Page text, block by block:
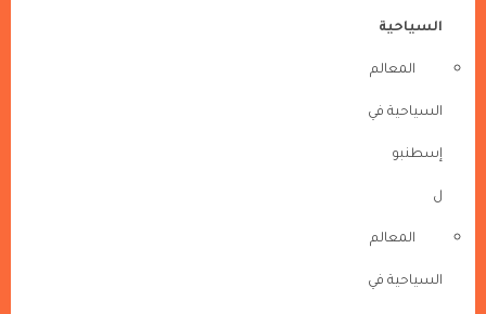
السياحية
المعالم
السياحية في
إسطنبو
ل
المعالم
السياحية في